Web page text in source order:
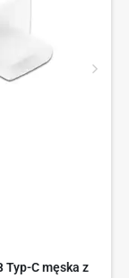
Typ-C męska z